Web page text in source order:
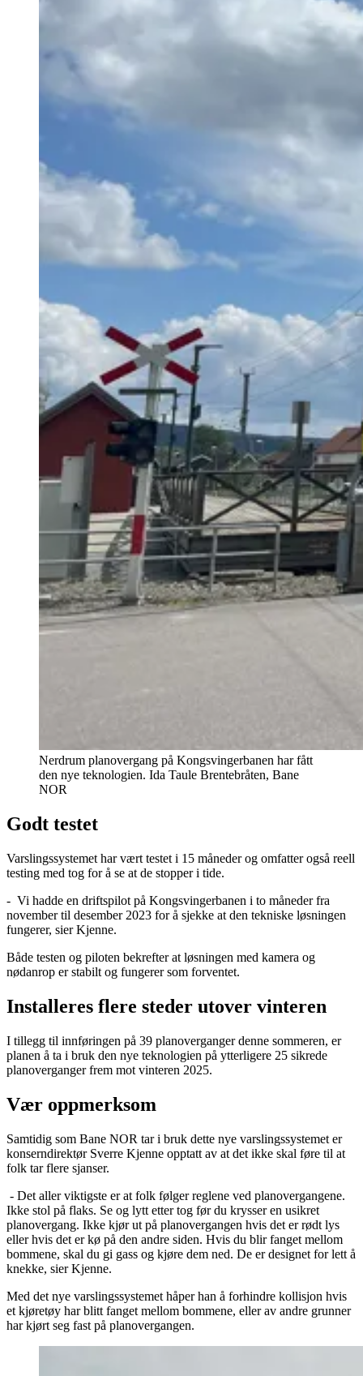
Nerdrum planovergang på Kongsvingerbanen har fått
den nye teknologien. Ida Taule Brentebråten, Bane
NOR
Godt testet
Varslingssystemet har vært testet i 15 måneder og omfatter også reell
testing med tog for å se at de stopper i tide.
- Vi hadde en driftspilot på Kongsvingerbanen i to måneder fra
november til desember 2023 for å sjekke at den tekniske løsningen
fungerer, sier Kjenne.
Både testen og piloten bekrefter at løsningen med kamera og
nødanrop er stabilt og fungerer som forventet.
Installeres flere steder utover vinteren
I tillegg til innføringen på 39 planoverganger denne sommeren, er
planen å ta i bruk den nye teknologien på ytterligere 25 sikrede
planoverganger frem mot vinteren 2025.
Vær oppmerksom
Samtidig som Bane NOR tar i bruk dette nye varslingssystemet er
konserndirektør Sverre Kjenne opptatt av at det ikke skal føre til at
folk tar flere sjanser.
- Det aller viktigste er at folk følger reglene ved planovergangene.
Ikke stol på flaks. Se og lytt etter tog før du krysser en usikret
planovergang. Ikke kjør ut på planovergangen hvis det er rødt lys
eller hvis det er kø på den andre siden. Hvis du blir fanget mellom
bommene, skal du gi gass og kjøre dem ned. De er designet for lett å
knekke, sier Kjenne.
Med det nye varslingssystemet håper han å forhindre kollisjon hvis
et kjøretøy har blitt fanget mellom bommene, eller av andre grunner
har kjørt seg fast på planovergangen.